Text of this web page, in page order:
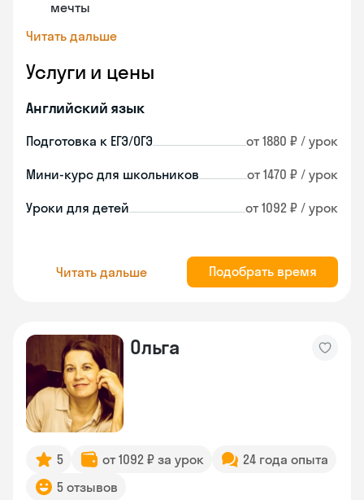
мечты
Читать дальше
Услуги и цены
Английский язык
Подготовка к ЕГЭ/ОГЭ от 1880 ₽ / урок
Мини-курс для школьников от 1470 ₽ / урок
Уроки для детей от 1092 ₽ / урок
Читать дальше Подобрать время
Ольга
5 от 1092 ₽ за урок
24 года опыта
5 отзывов